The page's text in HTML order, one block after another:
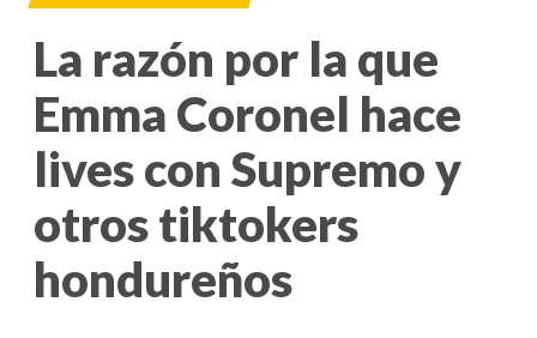
La razón por la que
Emma Coronel hace
lives con Supremo y
otros tiktokers
hondureños